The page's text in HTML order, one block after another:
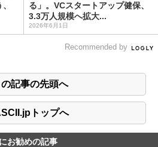
る」。VCスタートアップ健保、
3.3万人規模へ拡大...
2026年6月1日
Recommended by
の記事の先頭へ
トップへ
お勧めの記事